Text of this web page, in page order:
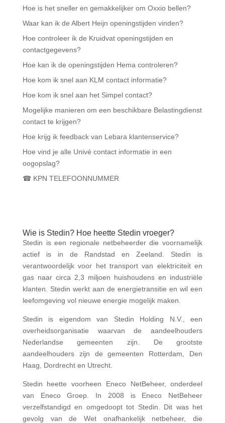
Hoe is het sneller en gemakkelijker om Oxxio bellen?
Waar kan ik de Albert Heijn openingstijden vinden?
Hoe controleer ik de Kruidvat openingstijden en
contactgegevens?
Hoe kan ik de openingstijden Hema controleren?
Hoe kom ik snel aan KLM contact informatie?
Hoe kom ik snel aan het Simpel contact?
Mogelijke manieren om een beschikbare Belastingdienst
contact te krijgen?
Hoe krijg ik feedback van Lebara klantenservice?
Hoe vind je alle Univé contact informatie in een
oogopslag?
☎ KPN TELEFOONNUMMER
Wie is Stedin? Hoe heette Stedin vroeger?
Stedin is een regionale netbeheerder die voornamelijk
actief is in de Randstad en Zeeland. Stedin is
verantwoordelijk voor het transport van elektriciteit en
gas naar circa 2,3 miljoen huishoudens en industriële
klanten. Stedin werkt aan de energietransitie en wil een
leefomgeving vol nieuwe energie mogelijk maken.
Stedin is eigendom van Stedin Holding N.V., een
overheidsorganisatie waarvan de aandeelhouders
Nederlandse gemeenten zijn. De grootste
aandeelhouders zijn de gemeenten Rotterdam, Den
Haag, Dordrecht en Utrecht.
Stedin heette voorheen Eneco NetBeheer, onderdeel
van Eneco Groep. In 2008 is Eneco NetBeheer
verzelfstandigd en omgedoopt tot Stedin. Dit was het
gevolg van de Wet onafhankelijk netbeheer, die